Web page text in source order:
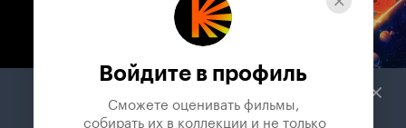
Телепрограмма
Служба поддержки
Войдите в профиль
Сможете оценивать фильмы,
собирать их в коллекции и не только